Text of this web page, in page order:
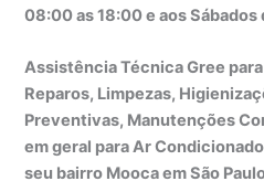
08:00 as 18:00 e aos
Assistência Técnica Gree
Reparos, Limpezas,
Preventivas, Manutenções
em geral para Ar
seu bairro Mooca em São